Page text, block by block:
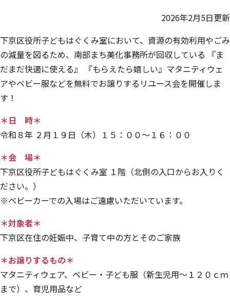
2026年2月5日更新
下京区役所子どもはぐくみ室において、資源の有効利用やごみ
の減量を図るため、南部まち美化事務所が回収している 『ま
だまだ快適に使える』 『もらえたら嬉しい』マタニティウェ
アやベビー服などを無料でお譲りするリユース会を開催しま
す！
＊日 時＊
令和８年 ２月１９日（木）１５：００～１６：００
＊会 場＊
下京区役所子どもはぐくみ室 １階（北側の入口からお入りく
ださい。）
※ベビーカーでの入場はご遠慮いただいています。
＊対象者＊
下京区在住の妊娠中、子育て中の方とそのご家族
＊お譲りするもの＊
マタニティウェア、ベビー・子ども服（新生児用～１２０ｃｍ
まで）、育児用品など